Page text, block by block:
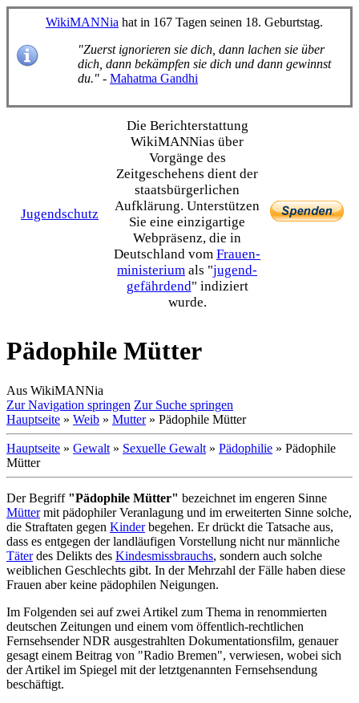
WikiMANNia hat in 167 Tagen seinen 18. Geburtstag.
"Zuerst ignorieren sie dich, dann lachen sie über
dich, dann bekämpfen sie dich und dann gewinnst
du." - Mahatma Gandhi
Jugendschutz
Die Bericht­erstattung
WikiMANNias über
Vorgänge des
Zeitgeschehens dient der
staats­bürgerlichen
Aufklärung. Unterstützen
Sie eine einzig­artige
Webpräsenz, die in
Deutschland vom Frauen­
ministerium als "jugend­
gefährdend" indiziert
wurde.
Pädophile Mütter
Aus WikiMANNia
Zur Navigation springen Zur Suche springen
Hauptseite » Weib » Mutter» Pädophile Mütter
Hauptseite » Gewalt » Sexuelle Gewalt » Pädophilie » Pädophile
Mütter
Der Begriff "Pädophile Mütter" bezeichnet im engeren Sinne
Müttermit pädophiler Veranlagung und im erweiterten Sinne solche,
die Straftaten gegen Kinderbegehen. Er drückt die Tatsache aus,
dass es entgegen der landläufigen Vorstellung nicht nur männliche
Täterdes Delikts des Kindesmissbrauchs, sondern auch solche
weiblichen Geschlechts gibt. In der Mehrzahl der Fälle haben diese
Frauen aber keine pädophilen Neigungen.
Im Folgenden sei auf zwei Artikel zum Thema in renommierten
deutschen Zeitungen und einem vom öffentlich-rechtlichen
Fernsehsender NDR ausgestrahlten Dokumentationsfilm, genauer
gesagt einem Beitrag von "Radio Bremen", verwiesen, wobei sich
der Artikel im Spiegel mit der letzt­genannten Fernseh­sendung
beschäftigt.